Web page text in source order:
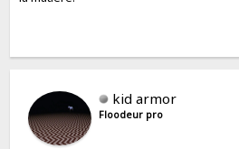
kid armor
Floodeur pro